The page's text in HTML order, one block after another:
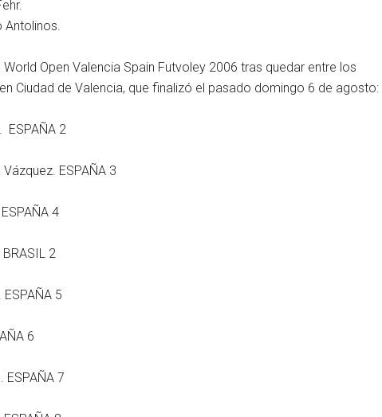
Antolinos.
Open Valencia Spain Futvoley 2006 tras quedar entre los
Ciudad de Valencia, que finalizó el pasado domingo 6 de agosto:
2
ESPAÑA 3
4
2
5
6
ESPAÑA 7